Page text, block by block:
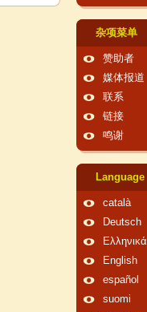
杂项菜单
赞助者
媒体报道
联系
链接
鸣谢
Language
català
Deutsch
Ελληνικά
English
español
suomi